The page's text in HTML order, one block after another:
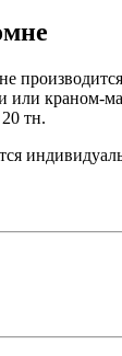
краном-
тн.